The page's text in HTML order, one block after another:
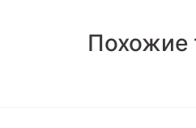
Похожие